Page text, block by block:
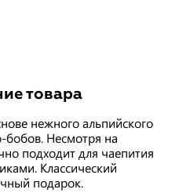
товара
нежного альпийского
бобов. Несмотря на
подходит для чаепития
Классический
подарок.